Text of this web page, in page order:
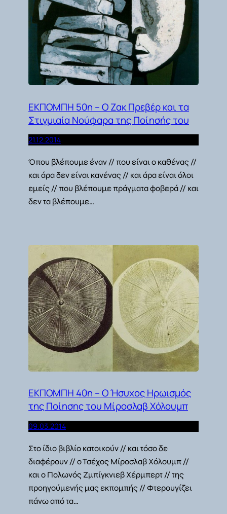
ΕΚΠΟΜΠΗ 50η – Ο Ζακ Πρεβέρ και τα
Στιγμιαία Νούφαρα της Ποίησής του
21.12.2014
Όπου βλέπουμε έναν // που είναι ο καθένας //
και άρα δεν είναι κανένας // και άρα είναι όλοι
εμείς // που βλέπουμε πράγματα φοβερά // και
δεν τα βλέπουμε…
ΕΚΠΟΜΠΗ 40η – O Ήσυχος Ηρωισμός
της Ποίησης του Μίροσλαβ Χόλουμπ
09.03.2014
Στο ίδιο βιβλίο κατοικούν // και τόσο δε
διαφέρουν // ο Τσέχος Μίροσλαβ Χόλουμπ //
και ο Πολωνός Ζμπίγκνιεβ Χέρμπερτ // της
προηγούμενής μας εκπομπής // Φτερουγίζει
πάνω από τα…